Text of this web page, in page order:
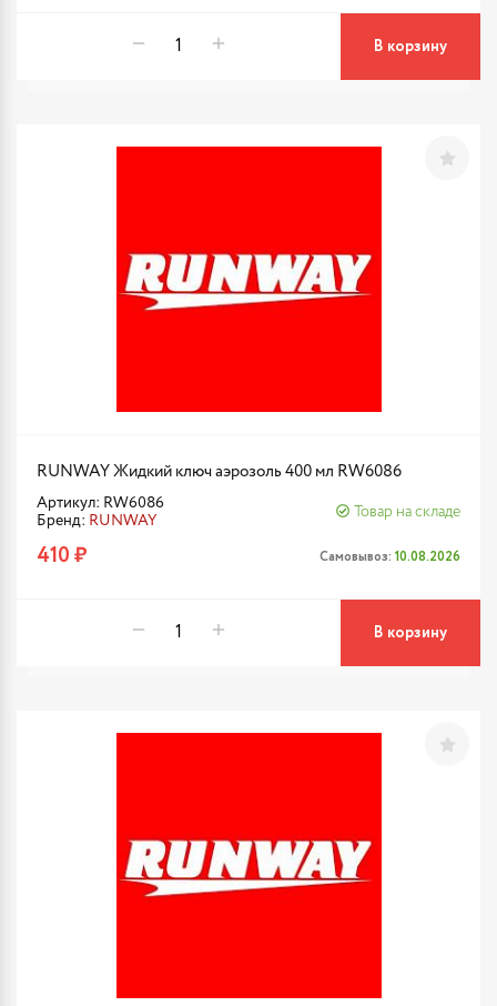
В корзину
RUNWAY Жидкий ключ аэрозоль 400 мл RW6086
Артикул: RW6086
Бренд: RUNWAY
Товар на складе
410 ₽ Самовывоз: 10.08.2026
В корзину